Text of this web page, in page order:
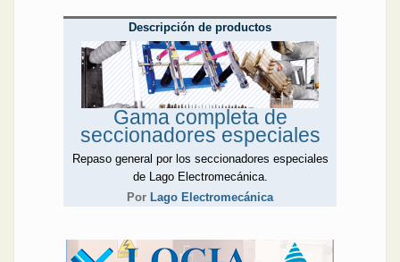
Lago Electromecánica,
seccionadores especiales;
Reflex, equipos portátiles
para la prelocalización de
fallas en tendidos
eléctricos.
Como es habitual de forma
bimestral, esta edición
incluye un suplemento
especial para instaladores
electricistas elaborado por
profesionales como Luis
Descripción de productos
Gama completa de
seccionadores especiales
Repaso general por los seccionadores especiales
de Lago Electromecánica.
Por Lago Electromecánica